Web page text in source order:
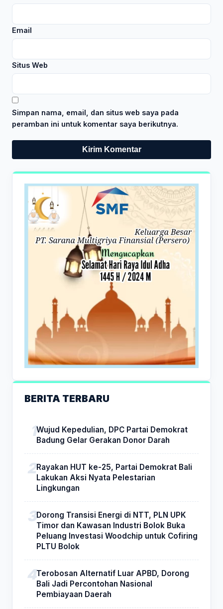
Email
Situs Web
Simpan nama, email, dan situs web saya pada
peramban ini untuk komentar saya berikutnya.
BERITA TERBARU
Wujud Kepedulian, DPC Partai Demokrat
Badung Gelar Gerakan Donor Darah
Rayakan HUT ke-25, Partai Demokrat Bali
Lakukan Aksi Nyata Pelestarian
Lingkungan
Dorong Transisi Energi di NTT, PLN UPK
Timor dan Kawasan Industri Bolok Buka
Peluang Investasi Woodchip untuk Cofiring
PLTU Bolok
Terobosan Alternatif Luar APBD, Dorong
Bali Jadi Percontohan Nasional
Pembiayaan Daerah